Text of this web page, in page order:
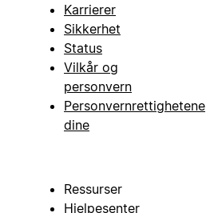
Karrierer
Sikkerhet
Status
Vilkår og
personvern
Personvernrettighetene
dine
Ressurser
Hjelpesenter